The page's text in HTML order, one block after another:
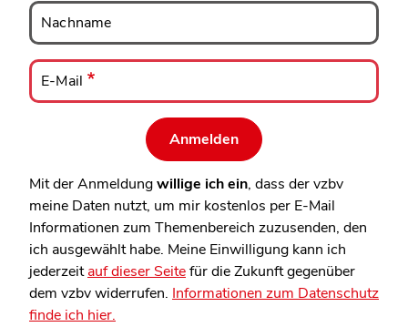
Nachname
Nachname
E-
Mail
E-Mail
Mit der Anmeldungwillige ich ein, dass der vzbv
meine Daten nutzt, um mir kostenlos per E-Mail
Informationen zum Themenbereich zuzusenden, den
ich ausgewählt habe. Meine Einwilligung kann ich
jederzeitauf dieser Seitefür die Zukunft gegenüber
dem vzbv widerrufen. Informationen zum Datenschutz
finde ich hier.